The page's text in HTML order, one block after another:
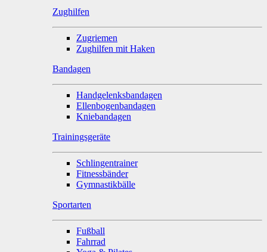
Zughilfen
Zugriemen
Zughilfen mit Haken
Bandagen
Handgelenksbandagen
Ellenbogenbandagen
Kniebandagen
Trainingsgeräte
Schlingentrainer
Fitnessbänder
Gymnastikbälle
Sportarten
Fußball
Fahrrad